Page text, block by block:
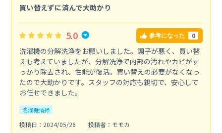
買い替えずに済んで大助かり
5.0 参考になった 0
洗濯機の分解洗浄をお願いしました。調子が悪く、買い替
えも考えていましたが、分解洗浄で内部の汚れやカビがす
っかり除去され、性能が復活。買い替えの必要がなくなっ
たので大助かりです。スタッフの対応も親切で、安心して
お任せできました。
洗濯機清掃
投稿日：2024/05/26
投稿者：モモカ